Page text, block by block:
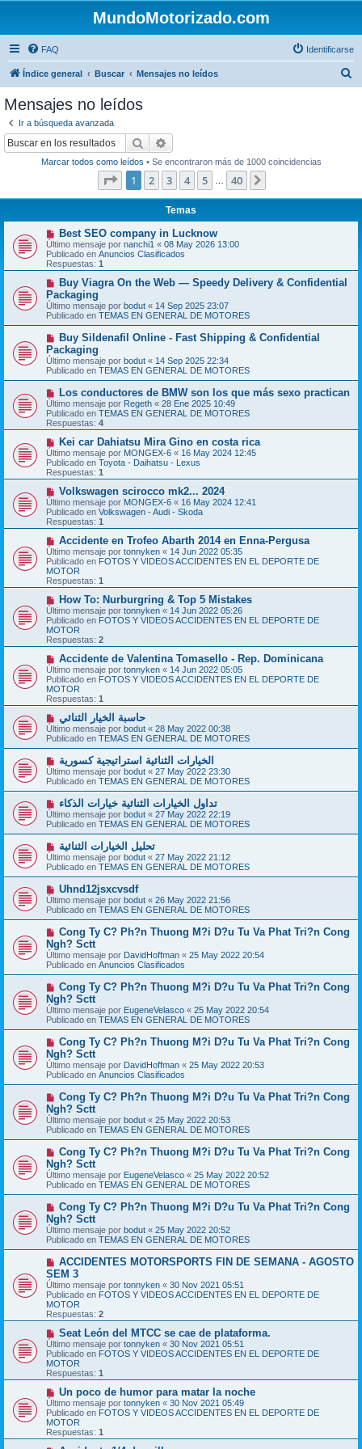
MundoMotorizado.com
FAQ Identificarse
Índice general Buscar Mensajes no leídos
Mensajes no leídos
Ir a búsqueda avanzada
Buscar
Marcar todos como leídos • Se encontraron más de 1000 coincidencias
Página de 40
1 2 3 4 5 40
Temas
N
u
e
v
o
m
e
n
s
a
j
Best SEO company in Lucknow
Último mensaje por nanchi1 « 08 May 2026 13:00
Publicado en Anuncios Clasificados
Respuestas: 1
N
e
v
o
m
n
s
a
e
Buy Viagra On the Web — Speedy Delivery & Confidential
Packaging
Último mensaje por bodut « 14 Sep 2025 23:07
Publicado en TEMAS EN GENERAL DE MOTORES
N
e
v
o
m
n
s
a
j
Buy Sildenafil Online - Fast Shipping & Confidential
Packaging
Último mensaje por bodut « 14 Sep 2025 22:34
Publicado en TEMAS EN GENERAL DE MOTORES
N
u
e
v
o
m
e
n
s
a
e
Los conductores de BMW son los que más sexo practican
Último mensaje por Regeth « 28 Ene 2025 10:49
Publicado en TEMAS EN GENERAL DE MOTORES
Respuestas: 4
N
u
e
v
o
m
e
n
s
a
e
Kei car Dahiatsu Mira Gino en costa rica
Último mensaje por MONGEX-6 « 16 May 2024 12:45
Publicado en Toyota - Daihatsu - Lexus
Respuestas: 1
N
u
e
v
o
m
e
n
s
a
j
e
Volkswagen scirocco mk2... 2024
Último mensaje por MONGEX-6 « 16 May 2024 12:41
Publicado en Volkswagen - Audi - Skoda
Respuestas: 1
N
u
e
v
o
m
e
n
s
a
j
e
Accidente en Trofeo Abarth 2014 en Enna-Pergusa
Último mensaje por tonnyken « 14 Jun 2022 05:35
Publicado en FOTOS Y VIDEOS ACCIDENTES EN EL DEPORTE DE
MOTOR
Respuestas: 1
N
u
e
v
o
m
n
s
a
j
e
How To: Nurburgring & Top 5 Mistakes
Último mensaje por tonnyken « 14 Jun 2022 05:26
Publicado en FOTOS Y VIDEOS ACCIDENTES EN EL DEPORTE DE
MOTOR
Respuestas: 2
N
u
e
v
o
m
n
s
a
e
Accidente de Valentina Tomasello - Rep. Dominicana
Último mensaje por tonnyken « 14 Jun 2022 05:05
Publicado en FOTOS Y VIDEOS ACCIDENTES EN EL DEPORTE DE
MOTOR
Respuestas: 1
u
e
v
m
e
n
s
a
j
e
حاسبة الخيار الثنائي
Último mensaje por bodut « 28 May 2022 00:38
Publicado en TEMAS EN GENERAL DE MOTORES
N
u
e
v
m
e
n
s
a
j
e
الخيارات الثنائية استراتيجية كسورية
Último mensaje por bodut « 27 May 2022 23:30
Publicado en TEMAS EN GENERAL DE MOTORES
N
u
e
v
m
e
n
s
a
j
e
تداول الخيارات الثنائية خيارات الذكاء
Último mensaje por bodut « 27 May 2022 22:19
Publicado en TEMAS EN GENERAL DE MOTORES
N
u
e
v
o
m
e
n
s
a
j
e
تحليل الخيارات الثنائية
Último mensaje por bodut « 27 May 2022 21:12
Publicado en TEMAS EN GENERAL DE MOTORES
N
u
e
v
m
e
n
s
a
Uhnd12jsxcvsdf
Último mensaje por bodut « 26 May 2022 21:56
Publicado en TEMAS EN GENERAL DE MOTORES
N
e
v
o
m
e
n
s
a
e
Cong Ty C? Ph?n Thuong M?i D?u Tu Va Phat Tri?n Cong
Ngh? Sctt
Último mensaje por DavidHoffman « 25 May 2022 20:54
Publicado en Anuncios Clasificados
N
e
v
o
m
e
n
s
a
e
Cong Ty C? Ph?n Thuong M?i D?u Tu Va Phat Tri?n Cong
Ngh? Sctt
Último mensaje por EugeneVelasco « 25 May 2022 20:54
Publicado en TEMAS EN GENERAL DE MOTORES
N
e
v
o
m
e
n
s
a
e
Cong Ty C? Ph?n Thuong M?i D?u Tu Va Phat Tri?n Cong
Ngh? Sctt
Último mensaje por DavidHoffman « 25 May 2022 20:53
Publicado en Anuncios Clasificados
N
e
v
o
m
e
n
s
a
e
Cong Ty C? Ph?n Thuong M?i D?u Tu Va Phat Tri?n Cong
Ngh? Sctt
Último mensaje por bodut « 25 May 2022 20:53
Publicado en TEMAS EN GENERAL DE MOTORES
N
e
v
o
m
e
n
s
a
Cong Ty C? Ph?n Thuong M?i D?u Tu Va Phat Tri?n Cong
Ngh? Sctt
Último mensaje por EugeneVelasco « 25 May 2022 20:52
Publicado en TEMAS EN GENERAL DE MOTORES
N
e
v
o
m
e
n
s
a
j
e
Cong Ty C? Ph?n Thuong M?i D?u Tu Va Phat Tri?n Cong
Ngh? Sctt
Último mensaje por bodut « 25 May 2022 20:52
Publicado en TEMAS EN GENERAL DE MOTORES
N
u
e
v
o
m
e
n
s
a
j
e
ACCIDENTES MOTORSPORTS FIN DE SEMANA - AGOSTO
SEM 3
Último mensaje por tonnyken « 30 Nov 2021 05:51
Publicado en FOTOS Y VIDEOS ACCIDENTES EN EL DEPORTE DE
MOTOR
Respuestas: 2
N
u
e
v
o
m
e
n
s
a
j
e
Seat León del MTCC se cae de plataforma.
Último mensaje por tonnyken « 30 Nov 2021 05:51
Publicado en FOTOS Y VIDEOS ACCIDENTES EN EL DEPORTE DE
MOTOR
Respuestas: 1
N
u
e
v
o
m
Un poco de humor para matar la noche
Último mensaje por tonnyken « 30 Nov 2021 05:49
Publicado en FOTOS Y VIDEOS ACCIDENTES EN EL DEPORTE DE
MOTOR
Respuestas: 1